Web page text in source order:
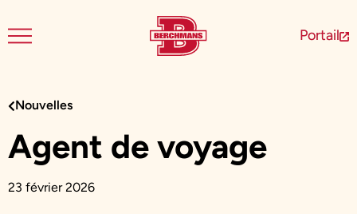
Portail
Nouvelles
Agent de voyage
23 février 2026